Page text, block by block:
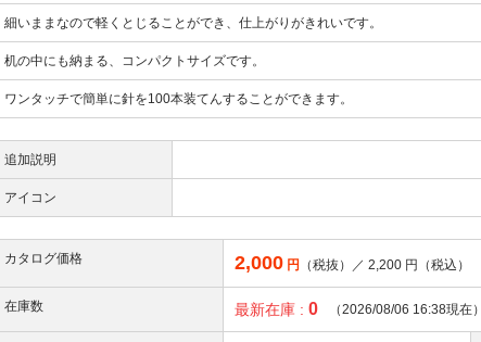
細いままなので軽くとじることができ、仕上がりがきれいです。
机の中にも納まる、コンパクトサイズです。
ワンタッチで簡単に針を100本装てんすることができます。
追加説明
アイコン
カタログ価格 2,000 円 （税抜）／2,200 円（税込）
在庫数 最新在庫 :0 （2026/08/06 16:38現在）